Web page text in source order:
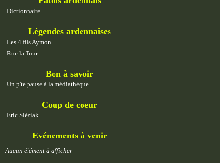
Dictionnaire
Légendes ardennaises
Les 4 fils Aymon
Roc la Tour
Bon à savoir
Un p'te pause à la médiathèque
Coup de coeur
Eric Sléziak
Evénements à venir
Aucun élément à afficher